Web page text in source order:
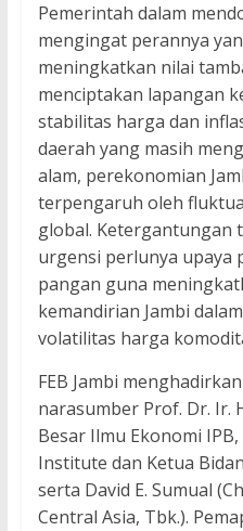
Pemerintah dalam
mengingat perannya
meningkatkan nilai
menciptakan lapangan
stabilitas harga dan
daerah yang masih
alam, perekonomian
terpengaruh oleh
global. Ketergantungan
urgensi perlunya upaya
pangan guna
kemandirian Jambi
volatilitas harga
FEB Jambi
narasumber Prof. Dr. Ir.
Besar Ilmu Ekonomi IPB,
Institute dan Ketua
serta David E. Sumual
Central Asia, Tbk.).